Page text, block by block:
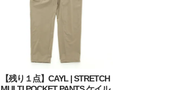
【残り１点】CAYL | STRETCH